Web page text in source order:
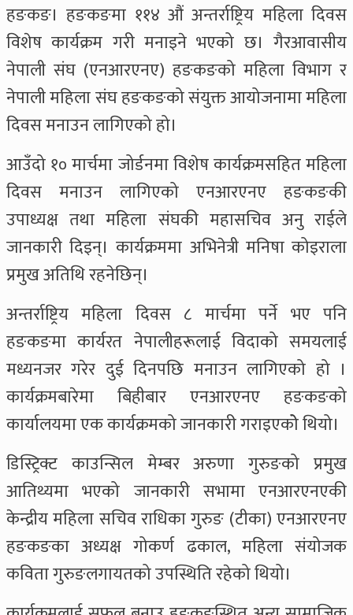
हङकङ। हङकङमा ११४ औं अन्तर्राष्ट्रिय महिला दिवस
विशेष कार्यक्रम गरी मनाइने भएको छ। गैरआवासीय
नेपाली संघ (एनआरएनए) हङकङको महिला विभाग र
नेपाली महिला संघ हङकङको संयुक्त आयोजनामा महिला
दिवस मनाउन लागिएको हो।
आउँदो १० मार्चमा जोर्डनमा विशेष कार्यक्रमसहित महिला
दिवस मनाउन लागिएको एनआरएनए हङकङकी
उपाध्यक्ष तथा महिला संघकी महासचिव अनु राईले
जानकारी दिइन्। कार्यक्रममा अभिनेत्री मनिषा कोइराला
प्रमुख अतिथि रहनेछिन्।
अन्तर्राष्ट्रिय महिला दिवस ८ मार्चमा पर्ने भए पनि
हङकङमा कार्यरत नेपालीहरूलाई विदाको समयलाई
मध्यनजर गरेर दुई दिनपछि मनाउन लागिएको हो ।
कार्यक्रमबारेमा बिहीबार एनआरएनए हङकङको
कार्यालयमा एक कार्यक्रमको जानकारी गराइएकोे थियो।
डिस्ट्रिक्ट काउन्सिल मेम्बर अरुणा गुरुङको प्रमुख
आतिथ्यमा भएको जानकारी सभामा एनआरएनएकी
केन्द्रीय महिला सचिव राधिका गुरुङ (टीका) एनआरएनए
हङकङका अध्यक्ष गोकर्ण ढकाल, महिला संयोजक
कविता गुरुङलगायतको उपस्थिति रहेको थियो।